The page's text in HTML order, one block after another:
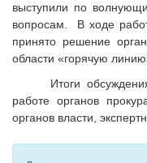
выступили по
вопросам. В ходе
принято решение
области «горячую
Итоги
работе органов
органов власти,